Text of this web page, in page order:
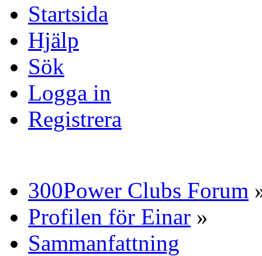
Startsida
Hjälp
Sök
Logga in
Registrera
300Power Clubs Forum
Profilen för Einar »
Sammanfattning